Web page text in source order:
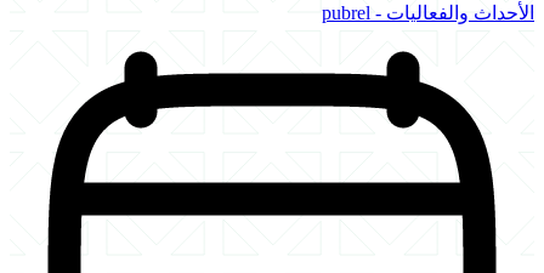
الأحداث والفعاليات - pubrel